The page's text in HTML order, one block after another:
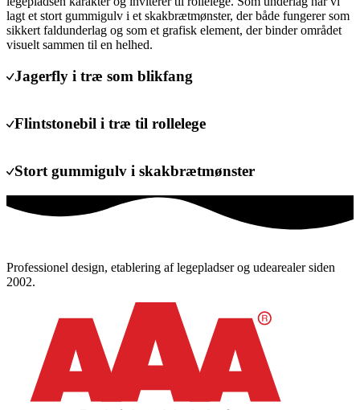
lagt et stort gummigulv i et skakbrætmønster, der både fungerer som
sikkert faldunderlag og som et grafisk element, der binder området
visuelt sammen til en helhed.
Jagerfly i træ som blikfang
Flintstonebil i træ til rollelege
Stort gummigulv i skakbrætmønster
Professionel design, etablering af legepladser og udearealer siden
2002.